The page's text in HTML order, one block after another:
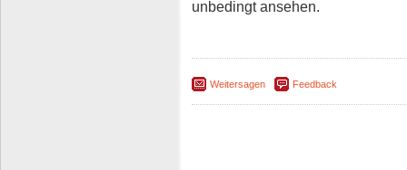
unbedingt ansehen.
Weitersagen Feedback